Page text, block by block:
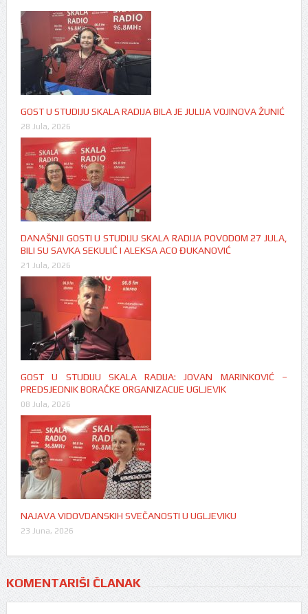
GOST U STUDIJU SKALA RADIJA BILA JE JULIJA VOJINOVA ŽUNIĆ
28 Jula, 2026
DANAŠNJI GOSTI U STUDIJU SKALA RADIJA POVODOM 27 JULA,
BILI SU SAVKA SEKULIĆ I ALEKSA ACO ĐUKANOVIĆ
21 Jula, 2026
GOST U STUDIJU SKALA RADIJA: JOVAN MARINKOVIĆ –
PREDSJEDNIK BORAČKE ORGANIZACIJE UGLJEVIK
08 Jula, 2026
NAJAVA VIDOVDANSKIH SVEČANOSTI U UGLJEVIKU
23 Juna, 2026
KOMENTARIŠI ČLANAK